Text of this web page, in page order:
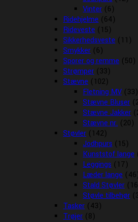
Vinter (6)
Ridehjelme (64)
Rideveste (15)
Sikkerhedsveste (11)
Smykker (6)
Sporer og remme (50)
Strømper (33)
Stævne (102)
Fletning MV (33)
Stævne Bluser
Stævne Jakker
Stævne nr. (20)
Støvler (142)
Jodhpurs (15)
Kunststof lange
Leggings (17)
Læder lange
Stald Støvler
Støvle tilbehør
Tasker (43)
Trøjer (8)